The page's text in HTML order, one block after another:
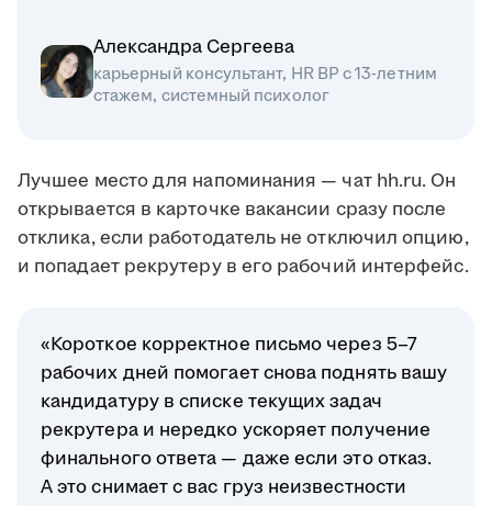
Александра Сергеева
карьерный консультант, HR BP с 13-летним
стажем, системный психолог
Лучшее место для напоминания — чат hh.ru. Он
открывается в карточке вакансии сразу после
отклика, если работодатель не отключил опцию,
и попадает рекрутеру в его рабочий интерфейс.
«Короткое корректное письмо через 5–7
рабочих дней помогает снова поднять вашу
кандидатуру в списке текущих задач
рекрутера и нередко ускоряет получение
финального ответа — даже если это отказ.
А это снимает с вас груз неизвестности